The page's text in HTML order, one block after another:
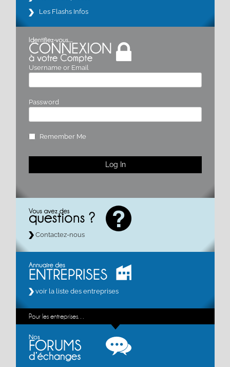
Les Flashs Infos
Username or Email
Password
Remember Me
Contactez-nous
voir la liste des entreprises
Pour les entreprises…